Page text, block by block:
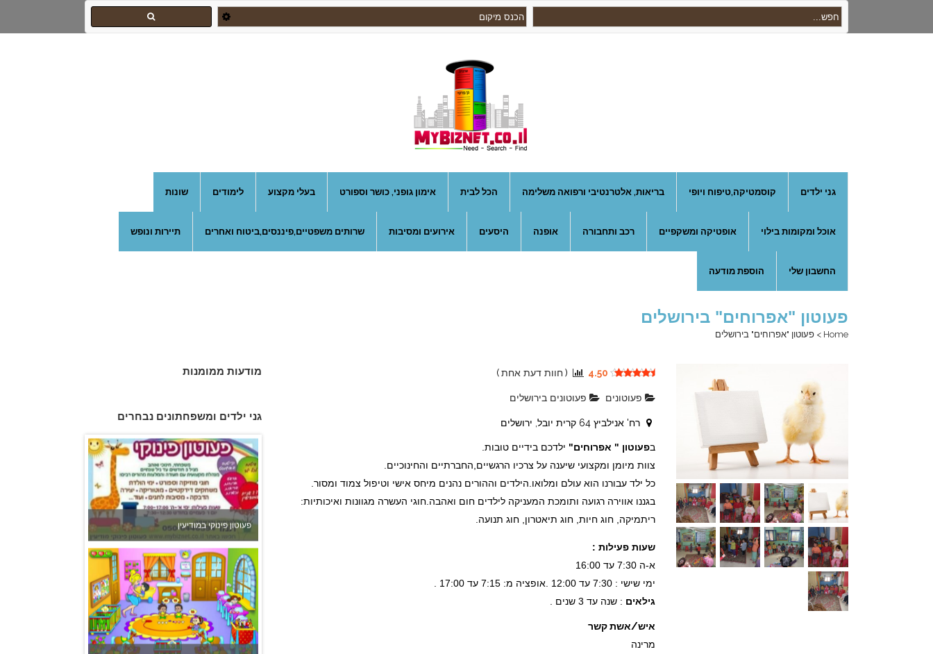
גני ילדים קוסמטיקה,טיפוח ויופי בריאות, אלטרנטיבי ורפואה משלימה הכל לבית אימון גופני, כושר וספורט בעלי מקצוע לימודים שונות
אוכל ומקומות בילוי אופטיקה ומשקפיים רכב ותחבורה אופנה היסעים אירועים ומסיבות שרותים משפטיים,פיננסים,ביטוח ואחרים תיירות ונופש
החשבון שלי הוספת מודעה
פעוטון "אפרוחים" בירושלים
Home
> פעוטון "אפרוחים" בירושלים
4.50
( חוות דעת אחת )
פעוטונים פעוטונים בירושלים
רח' אנילביץ 64 קרית יובל, ירושלים
בפעוטון " אפרוחים" ילדכם בידיים טובות.
צוות מיומן ומקצועי שיענה על צרכיו הרגשיים,החברתיים והחינוכיים.
כל ילד עבורנו הוא עולם ומלואו.הילדים וההורים נהנים מיחס אישי וטיפול צמוד ומסור.
בגננו אווירה רגועה ותומכת המעניקה לילדים חום ואהבה.חוגי העשרה מגוונות ואיכותיות:
ריתמיקה, חוג חיות, חוג תיאטרון, חוג תנועה.
שעות פעילות :
א-ה 7:30 עד 16:00
ימי שישי : 7:30 עד 12:00 .אופציה מ: 7:15 עד 17:00 .
גילאים : שנה עד 3 שנים .
איש/אשת קשר
מרינה
מודעות ממומנות
גני ילדים ומשפחתונים נבחרים
גן הכוכבים באשדוד - גן ילדים וצהרון
פעוטון פינוקי במודיעין